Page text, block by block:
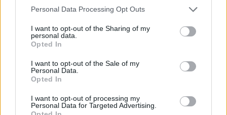
Please note that this website/app uses one or more Google
not limited to your visit or usage behaviour. You may click to
grant or deny consent to Google and its third-party tags to
use your data for below specified purposes in below Google
consent section.
Personal Data Processing Opt Outs
I want to opt-out of the Sharing of my
personal data.
Opted In
I want to opt-out of the Sale of my
Personal Data.
Opted In
I want to opt-out of processing my
Personal Data for Targeted Advertising.
Entra nel canale telegram di
GalluraOggi.it